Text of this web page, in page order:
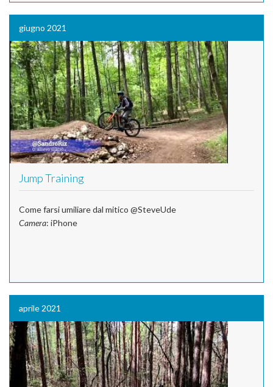
giugno 2021
Jump Training
Come farsi umiliare dal mitico @SteveUde
Camera: iPhone
aprile 2021